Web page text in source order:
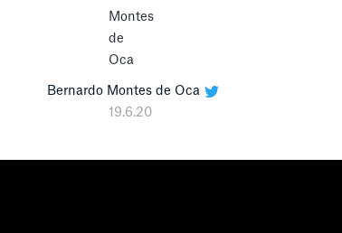
Bernardo Montes de Oca
19.6.20